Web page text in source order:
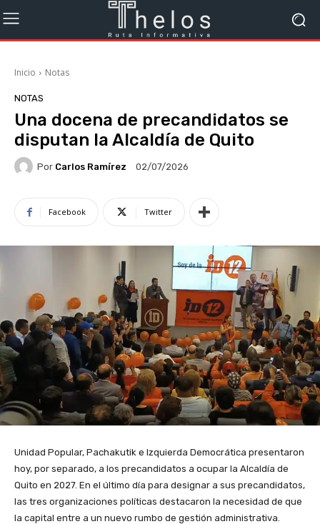
Inicio Notas
NOTAS
Una docena de precandidatos se
disputan la Alcaldía de Quito
Por Carlos Ramírez 02/07/2026
Facebook Twitter
Unidad Popular, Pachakutik e Izquierda Democrática presentaron
hoy, por separado, a los precandidatos a ocupar la Alcaldía de
Quito en 2027. En el último día para designar a sus precandidatos,
las tres organizaciones políticas destacaron la necesidad de que
la capital entre a un nuevo rumbo de gestión administrativa.